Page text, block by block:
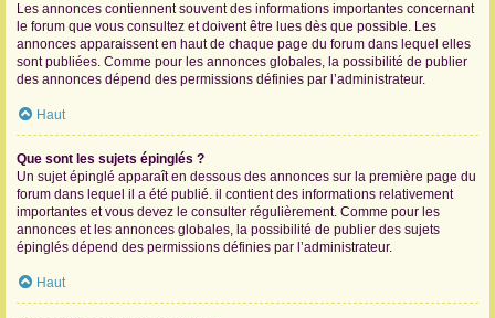
Les annonces contiennent souvent des informations importantes concernant
le forum que vous consultez et doivent être lues dès que possible. Les
annonces apparaissent en haut de chaque page du forum dans lequel elles
sont publiées. Comme pour les annonces globales, la possibilité de publier
des annonces dépend des permissions définies par l’administrateur.
Haut
Que sont les sujets épinglés ?
Un sujet épinglé apparaît en dessous des annonces sur la première page du
forum dans lequel il a été publié. il contient des informations relativement
importantes et vous devez le consulter régulièrement. Comme pour les
annonces et les annonces globales, la possibilité de publier des sujets
épinglés dépend des permissions définies par l’administrateur.
Haut